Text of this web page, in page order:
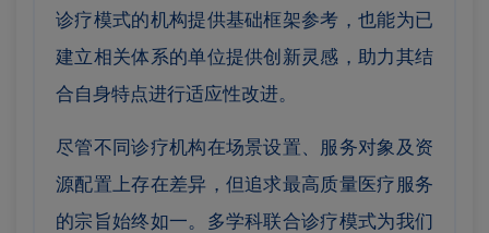
诊疗模式的机构提供基础框架参考，也能为已
建立相关体系的单位提供创新灵感，助力其结
合自身特点进行适应性改进。
尽管不同诊疗机构在场景设置、服务对象及资
源配置上存在差异，但追求最高质量医疗服务
的宗旨始终如一。多学科联合诊疗模式为我们